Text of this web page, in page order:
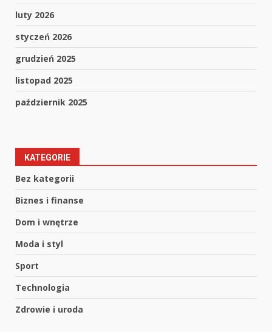
luty 2026
styczeń 2026
grudzień 2025
listopad 2025
październik 2025
KATEGORIE
Bez kategorii
Biznes i finanse
Dom i wnętrze
Moda i styl
Sport
Technologia
Zdrowie i uroda